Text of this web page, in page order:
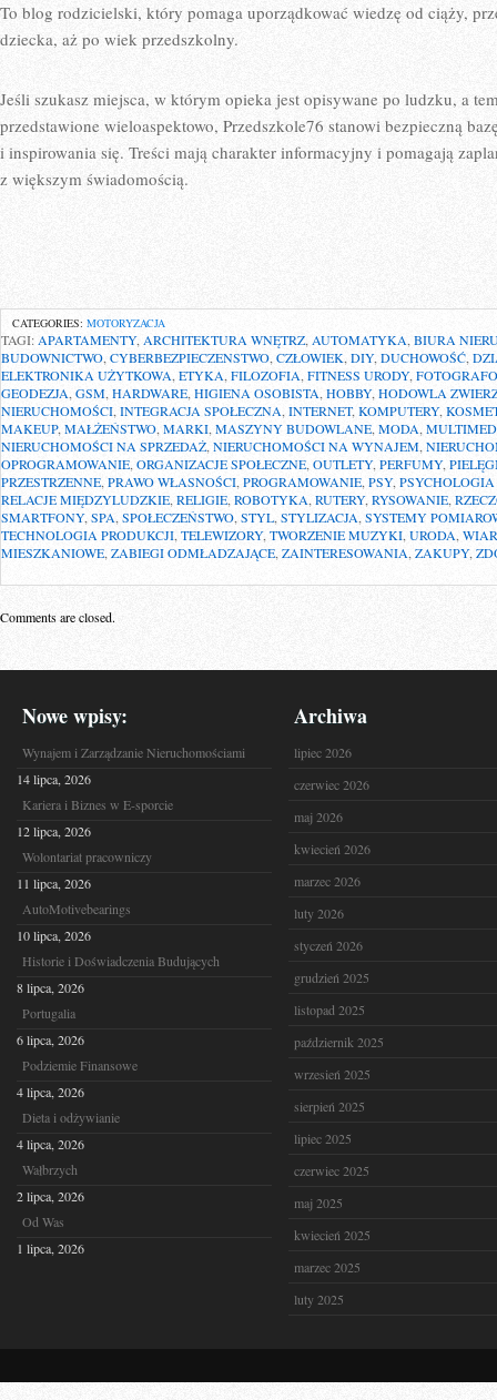
To blog rodzicielski, który pomaga uporządkować wiedzę od ciąży,
dziecka, aż po wiek przedszkolny.
Jeśli szukasz miejsca, w którym opieka jest opisywane po ludzku, a
przedstawione wieloaspektowo, Przedszkole76 stanowi bezpieczną
i inspirowania się. Treści mają charakter informacyjny i pomagają
z większym świadomością.
CATEGORIES: MOTORYZACJA
TAGI: APARTAMENTY, ARCHITEKTURA WNĘTRZ, AUTOMATYKA BIURA
BUDOWNICTWO, CYBERBEZPIECZENSTWO CZŁOWIEK, DIY, DUCHOWOŚĆ
ELEKTRONIKA UŻYTKOWA, ETYKA, FILOZOFIA FITNESS URODY,
GEODEZJA, GSM HARDWARE HIGIENA OSOBISTA HOBBY, HODOWLA
NIERUCHOMOŚCI, INTEGRACJA SPOŁECZNA INTERNET, KOMPUTERY,
MAKEUP, MAŁŻEŃSTWO MARKI MASZYNY BUDOWLANE MODA
NIERUCHOMOŚCI NA SPRZEDAŻ NIERUCHOMOŚCI NA WYNAJEM
OPROGRAMOWANIE ORGANIZACJE SPOŁECZNE OUTLETY, PERFUMY,
PRZESTRZENNE PRAWO WŁASNOŚCI PROGRAMOWANIE, PSY,
RELACJE MIĘDZYLUDZKIE RELIGIE ROBOTYKA, RUTERY, RYSOWANIE
SMARTFONY, SPA SPOŁECZEŃSTWO STYL, STYLIZACJA SYSTEMY
TECHNOLOGIA PRODUKCJI, TELEWIZORY, TWORZENIE MUZYKI, URODA,
MIESZKANIOWE, ZABIEGI ODMŁADZAJĄCE ZAINTERESOWANIA ZAKUPY,
Comments are closed.
Nowe wpisy:
Wynajem i Zarządzanie Nieruchomościami
14 lipca, 2026
Kariera i Biznes w E-sporcie
12 lipca, 2026
Wolontariat pracowniczy
11 lipca, 2026
AutoMotivebearings
10 lipca, 2026
Historie i Doświadczenia Budujących
8 lipca, 2026
Portugalia
6 lipca, 2026
Podziemie Finansowe
4 lipca, 2026
Dieta i odżywianie
4 lipca, 2026
Wałbrzych
2 lipca, 2026
Od Was
1 lipca, 2026
Archiwa
lipiec 2026
czerwiec 2026
maj 2026
kwiecień 2026
marzec 2026
luty 2026
styczeń 2026
grudzień 2025
listopad 2025
październik 2025
wrzesień 2025
sierpień 2025
lipiec 2025
czerwiec 2025
maj 2025
kwiecień 2025
marzec 2025
luty 2025